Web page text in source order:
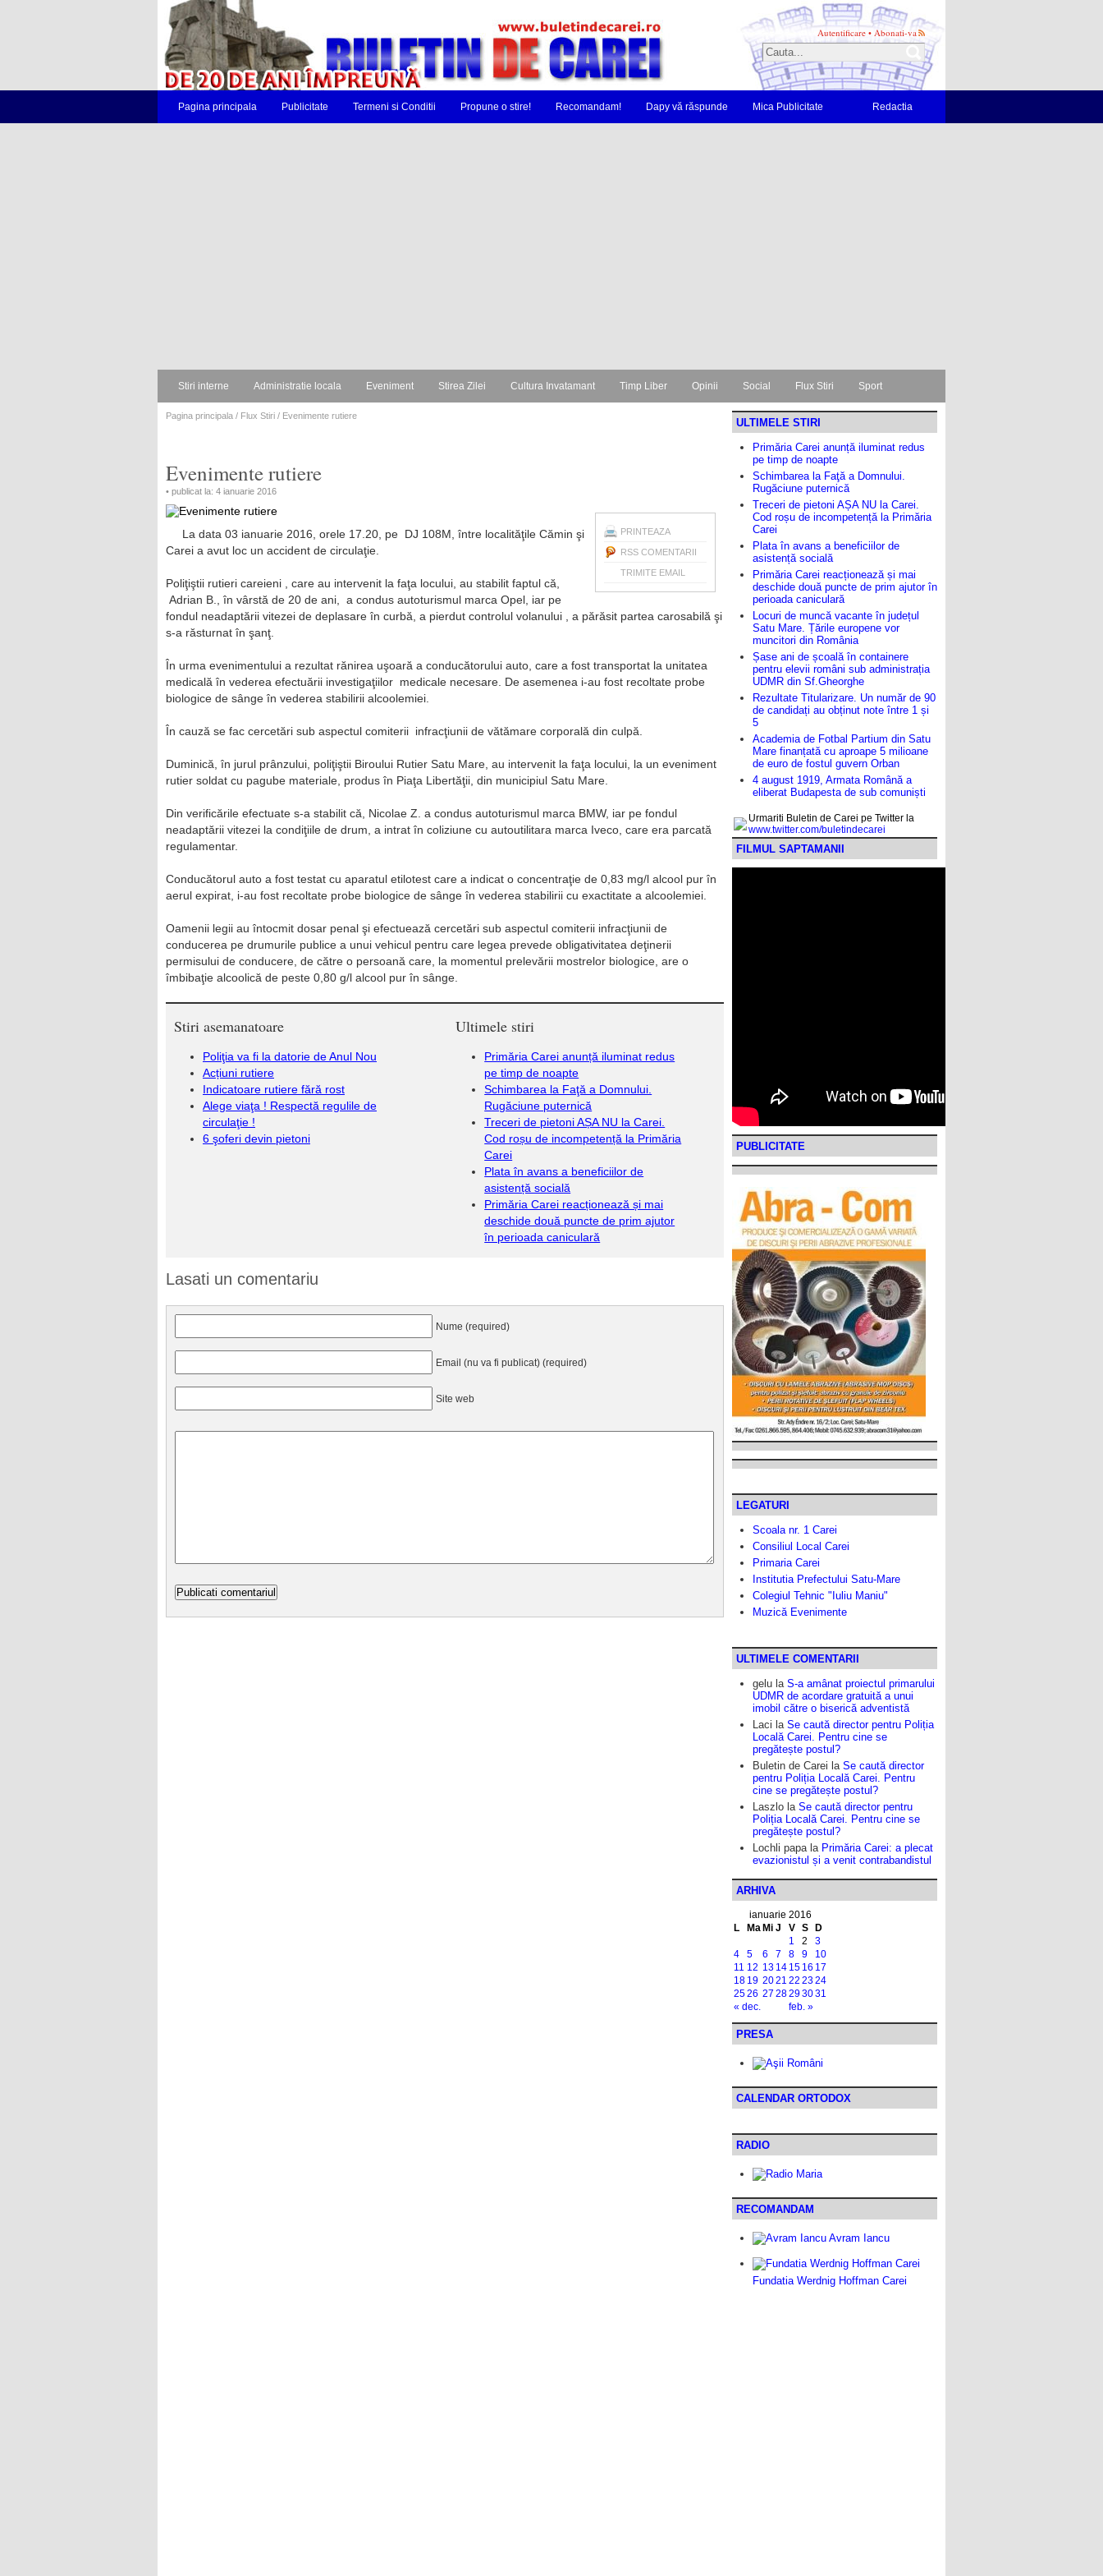
Autentificare • Abonati-va
Pagina principala Publicitate Termeni si Conditii Propune o stire! Recomandam! Dapy vă răspunde Mica Publicitate Redactia
Stiri interne Administratie locala Eveniment Stirea Zilei Cultura Invatamant Timp Liber Opinii Social Flux Stiri Sport
Pagina principala / Flux Stiri / Evenimente rutiere
Evenimente rutiere
• publicat la: 4 ianuarie 2016
PRINTEAZA
RSS COMENTARII
TRIMITE EMAIL
La data 03 ianuarie 2016, orele 17.20, pe DJ 108M, între localităţile Cămin şi
Carei a avut loc un accident de circulaţie.
Poliţiştii rutieri careieni , care au intervenit la faţa locului, au stabilit faptul că,
Adrian B., în vârstă de 20 de ani, a condus autoturismul marca Opel, iar pe
fondul neadaptării vitezei de deplasare în curbă, a pierdut controlul volanului , a părăsit partea carosabilă şi
s-a răsturnat în şanţ.
În urma evenimentului a rezultat rănirea uşoară a conducătorului auto, care a fost transportat la unitatea
medicală în vederea efectuării investigaţiilor medicale necesare. De asemenea i-au fost recoltate probe
biologice de sânge în vederea stabilirii alcoolemiei.
În cauză se fac cercetări sub aspectul comiterii infracţiunii de vătămare corporală din culpă.
Duminică, în jurul prânzului, poliţiştii Biroului Rutier Satu Mare, au intervenit la faţa locului, la un eveniment
rutier soldat cu pagube materiale, produs în Piaţa Libertăţii, din municipiul Satu Mare.
Din verificările efectuate s-a stabilit că, Nicolae Z. a condus autoturismul marca BMW, iar pe fondul
neadaptării vitezei la condiţiile de drum, a intrat în coliziune cu autoutilitara marca Iveco, care era parcată
regulamentar.
Conducătorul auto a fost testat cu aparatul etilotest care a indicat o concentraţie de 0,83 mg/l alcool pur în
aerul expirat, i-au fost recoltate probe biologice de sânge în vederea stabilirii cu exactitate a alcoolemiei.
Oamenii legii au întocmit dosar penal şi efectuează cercetări sub aspectul comiterii infracţiunii de
conducerea pe drumurile publice a unui vehicul pentru care legea prevede obligativitatea deţinerii
permisului de conducere, de către o persoană care, la momentul prelevării mostrelor biologice, are o
îmbibaţie alcoolică de peste 0,80 g/l alcool pur în sânge.
Stiri asemanatoare
Poliţia va fi la datorie de Anul Nou
Acțiuni rutiere
Indicatoare rutiere fără rost
Alege viaţa ! Respectă regulile de
circulaţie !
6 şoferi devin pietoni
Ultimele stiri
Primăria Carei anunță iluminat redus
pe timp de noapte
Schimbarea la Faţă a Domnului.
Rugăciune puternică
Treceri de pietoni AȘA NU la Carei.
Cod roșu de incompetență la Primăria
Carei
Plata în avans a beneficiilor de
asistență socială
Primăria Carei reacționează și mai
deschide două puncte de prim ajutor
în perioada caniculară
Lasati un comentariu
Nume (required)
Email (nu va fi publicat) (required)
Site web
ULTIMELE STIRI
Primăria Carei anunță iluminat redus
pe timp de noapte
Schimbarea la Faţă a Domnului.
Rugăciune puternică
Treceri de pietoni AȘA NU la Carei.
Cod roșu de incompetență la Primăria
Carei
Plata în avans a beneficiilor de
asistență socială
Primăria Carei reacționează și mai
deschide două puncte de prim ajutor în
perioada caniculară
Locuri de muncă vacante în județul
Satu Mare. Țările europene vor
muncitori din România
Șase ani de școală în containere
pentru elevii români sub administrația
UDMR din Sf.Gheorghe
Rezultate Titularizare. Un număr de 90
de candidați au obținut note între 1 și
5
Academia de Fotbal Partium din Satu
Mare finanțată cu aproape 5 milioane
de euro de fostul guvern Orban
4 august 1919, Armata Română a
eliberat Budapesta de sub comuniști
Urmariti Buletin de Carei pe Twitter la
www.twitter.com/buletindecarei
FILMUL SAPTAMANII
PUBLICITATE
LEGATURI
Scoala nr. 1 Carei
Consiliul Local Carei
Primaria Carei
Institutia Prefectului Satu-Mare
Colegiul Tehnic "Iuliu Maniu"
Muzică Evenimente
ULTIMELE COMENTARII
gelu la S-a amânat proiectul primarului
UDMR de acordare gratuită a unui
imobil către o biserică adventistă
Laci la Se caută director pentru Poliția
Locală Carei. Pentru cine se
pregătește postul?
Buletin de Carei la Se caută director
pentru Poliția Locală Carei. Pentru
cine se pregătește postul?
Laszlo la Se caută director pentru
Poliția Locală Carei. Pentru cine se
pregătește postul?
Lochli papala Primăria Carei: a plecat
evazionistul și a venit contrabandistul
ARHIVA
ianuarie 2016
L
Ma Mi J V S D
« dec. feb. »
1 2
3
4
5 6 7 8 9
10
11 12 13 14 15 16 17
18 19 2021 22 2324
2526 27 28293031
PRESA
CALENDAR ORTODOX
RADIO
RECOMANDAM
Avram Iancu
Fundatia Werdnig Hoffman Carei